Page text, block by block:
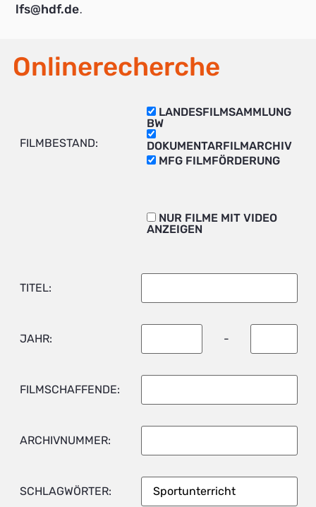
lfs@hdf.de.
Onlinerecherche
FILMBESTAND:
LANDESFILMSAMMLUNG
BW
DOKUMENTARFILMARCHIV
MFG FILMFÖRDERUNG
NUR FILME MIT VIDEO
ANZEIGEN
TITEL:
JAHR: -
FILMSCHAFFENDE:
ARCHIVNUMMER:
SCHLAGWÖRTER: